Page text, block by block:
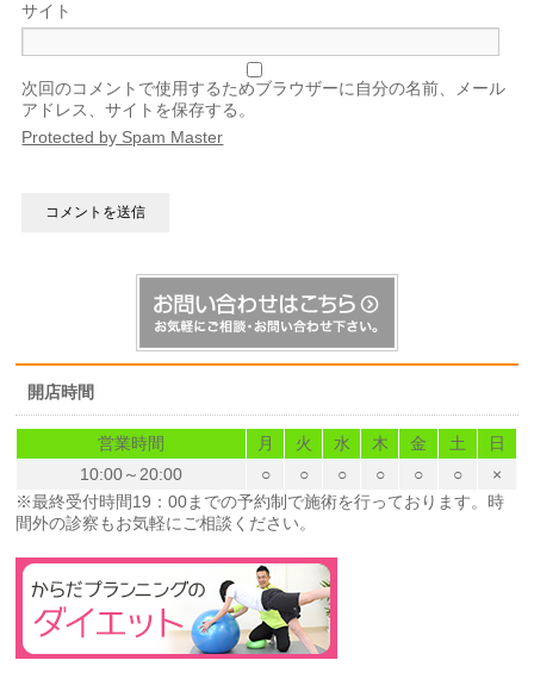
サイト
次回のコメントで使用するためブラウザーに自分の名前、メール
アドレス、サイトを保存する。
Protected by Spam Master
開店時間
営業時間 月 火 水 木 金 土
日
10:00～20:00
○ ○ ○ ○ ○ ○
×
※最終受付時間19：00までの予約制で施術を行っております。時
間外の診察もお気軽にご相談ください。